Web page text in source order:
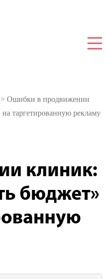
> Ошибки в продвижении
таргетированную рекламу
клиник:
бюджет»